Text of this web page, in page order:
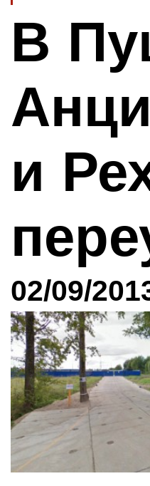
В
и
02/09/